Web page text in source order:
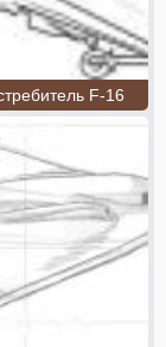
F-16